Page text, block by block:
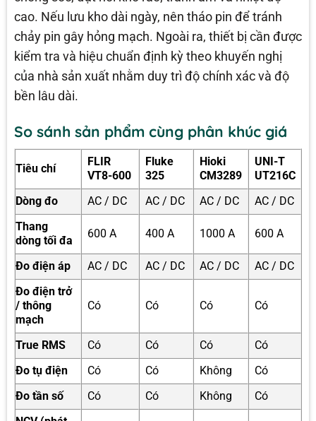
cao. Nếu lưu kho dài ngày, nên tháo pin để tránh
chảy pin gây hỏng mạch. Ngoài ra, thiết bị cần được
kiểm tra và hiệu chuẩn định kỳ theo khuyến nghị
của nhà sản xuất nhằm duy trì độ chính xác và độ
bền lâu dài.
So sánh sản phẩm cùng phân khúc giá
Tiêu chí
FLIR
VT8-600
Fluke
325
Hioki
CM3289
UNI-T
UT216C
Dòng đo
AC / DC AC / DC AC / DC
AC / DC
Thang
dòng tối đa
600 A 400 A 1000 A 600 A
Đo điện áp AC / DC AC / DC AC / DC
AC / DC
Đo điện trở
/ thông
mạch
Có Có Có Có
True RMS Có Có Có
Có
Đo tụ điện
Có Có Không
Có
Đo tần số
Có Có Không
Có